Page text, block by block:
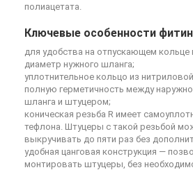
полиацетата.
Ключевые особенности
для удобства на отпускающем
диаметр нужного шланга;
уплотнительное кольцо из
полную герметичность между
шланга и штуцером;
коническая резьба R имеет
тефлона. Штуцеры с такой резьбой
выкручивать до пяти раз без
удобная цанговая конструкция —
монтировать штуцеры, без